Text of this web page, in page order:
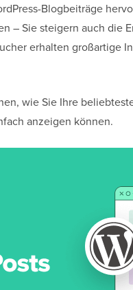
Blogbeiträge
– Sie steigern auch die
erhalten großartige
wie Sie Ihre
anzeigen können.